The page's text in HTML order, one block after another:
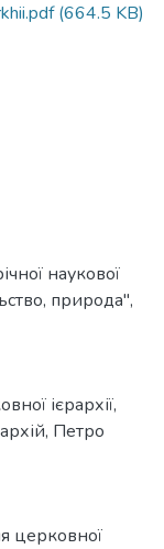
(664.5 KB)
наукової
природа",
ієрархії,
, Петро
церковної